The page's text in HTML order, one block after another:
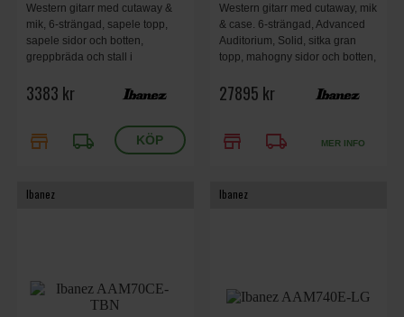
Western gitarr med cutaway &
mik, 6-strängad, sapele topp,
sapele sidor och botten,
greppbräda och stall i
Pore.
3383 kr
store local_shipping
Western gitarr med cutaway, mik
& case. 6-strängad, Advanced
Auditorium, Solid, sitka gran
topp, mahogny sidor och botten,
27895 kr
store local_shipping MER INFO
Ibanez Ibanez